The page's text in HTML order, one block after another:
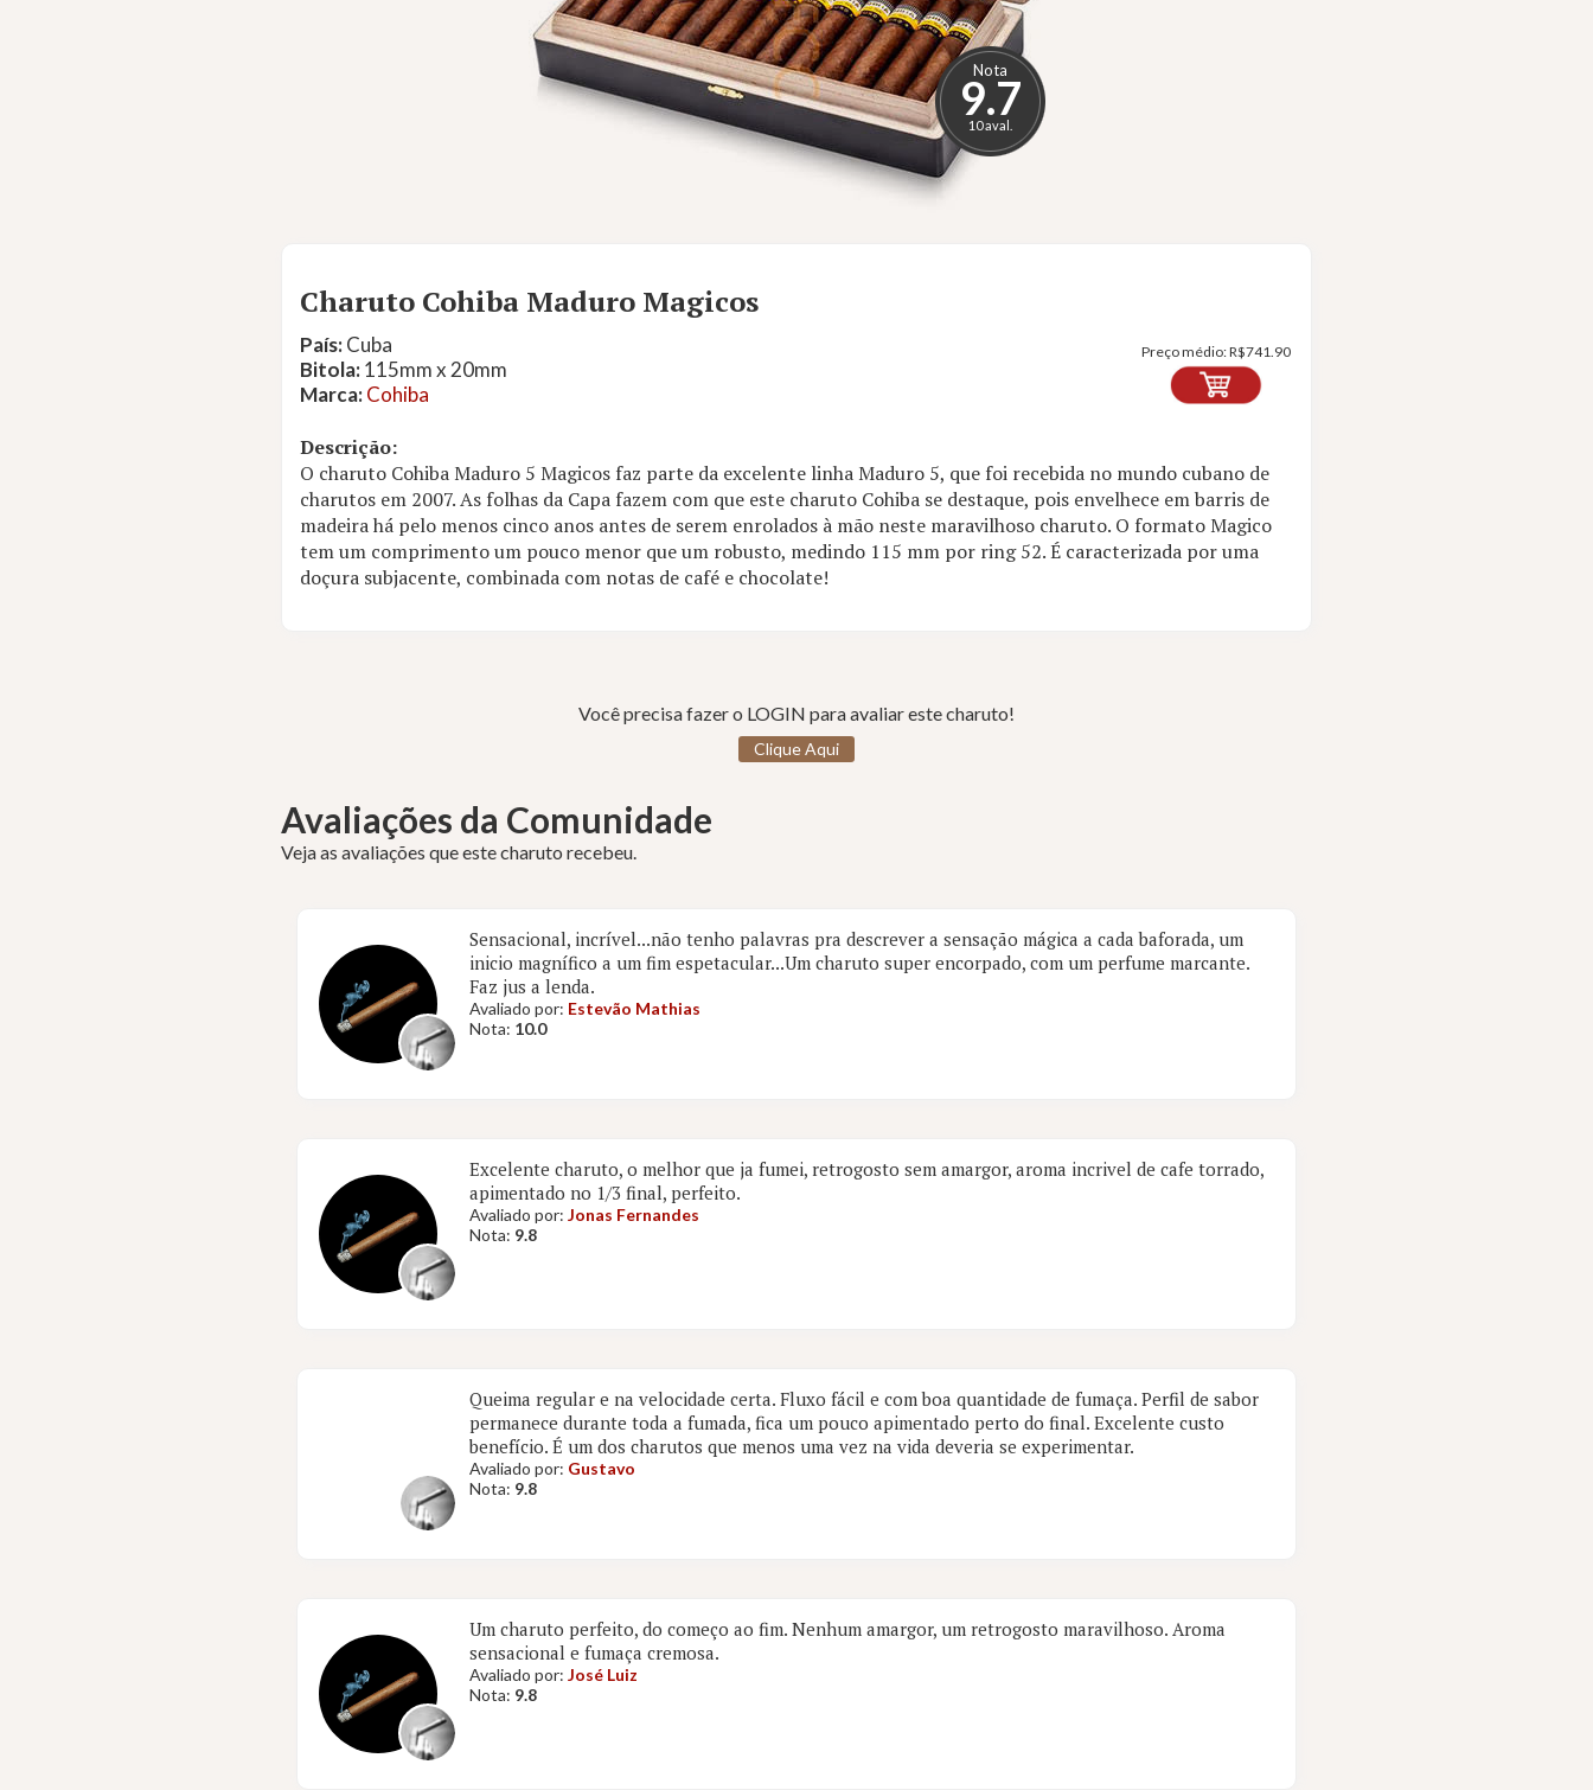
Nota
9.7
10 aval.
Charuto Cohiba Maduro Magicos
País:Cuba
Bitola:115mm x 20mm
Marca:Cohiba
Preço médio:R$741.90
Descrição:
O charuto Cohiba Maduro 5 Magicos faz parte da excelente linha Maduro 5, que foi recebida no mundo cubano de
charutos em 2007. As folhas da Capa fazem com que este charuto Cohiba se destaque, pois envelhece em barris de
madeira há pelo menos cinco anos antes de serem enrolados à mão neste maravilhoso charuto. O formato Magico
tem um comprimento um pouco menor que um robusto, medindo 115 mm por ring 52. É caracterizada por uma
doçura subjacente, combinada com notas de café e chocolate!
Você precisa fazer o LOGIN para avaliar este charuto!
Clique Aqui
Avaliações da Comunidade
Veja as avaliações que este charuto recebeu.
Sensacional, incrível...não tenho palavras pra descrever a sensação mágica a cada baforada, um
inicio magnífico a um fim espetacular...Um charuto super encorpado, com um perfume marcante.
Faz jus a lenda.
Avaliado por: Estevão Mathias
Nota: 10.0
Excelente charuto, o melhor que ja fumei, retrogosto sem amargor, aroma incrivel de cafe torrado,
apimentado no 1/3 final, perfeito.
Avaliado por:Jonas Fernandes
Nota: 9.8
Queima regular e na velocidade certa. Fluxo fácil e com boa quantidade de fumaça. Perfil de sabor
permanece durante toda a fumada, fica um pouco apimentado perto do final. Excelente custo
benefício. É um dos charutos que menos uma vez na vida deveria se experimentar.
Avaliado por: Gustavo
Nota: 9.8
Um charuto perfeito, do começo ao fim. Nenhum amargor, um retrogosto maravilhoso. Aroma
sensacional e fumaça cremosa.
Avaliado por:José Luiz
Nota: 9.8